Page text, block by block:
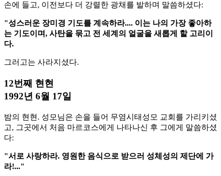
손에 들고, 이전보다 더 강렬한 광채를 발하며 말씀하셨다:
"성스러운 장미경 기도를 계속하라.... 이는 나의 가장 좋아하
는 기도이며, 사탄을 묶고 전 세계의 얼굴을 새롭게 할 고리이
다.
그러고는 사라지셨다.
12번째 현현
1992년 6월 17일
밤의 현현. 성모님은 손을 들어 무염시태성모 교회를 가리키셨
고, 그곳에서 처음 마르코스에게 나타나신 후 그에게 말씀하셨
다:
"서로 사랑하라. 영원한 음식으로 받으러 성체성의 제단에 가
라!..."